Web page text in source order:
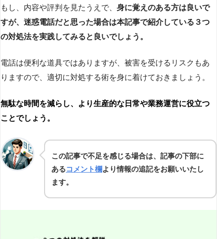
もし、内容や評判を見たうえで、 身に覚えのある方は良いで
すが、迷惑電話だと思った場合は本記事で紹介している３つ
の対処法を実践してみると良いでしょう。
電話は便利な道具ではありますが、被害を受けるリスクもあ
りますので、適切に対処する術を身に着けておきましょう。
無駄な時間を減らし、より生産的な日常や業務運営に役立つ
ことでしょう。
この記事で不足を感じる場合は、記事の下部に
あるコメント欄より情報の追記をお願いいたし
ます。